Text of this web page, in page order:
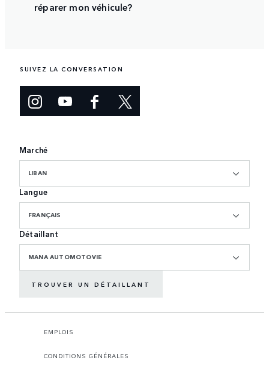
réparer mon véhicule?
SUIVEZ LA CONVERSATION
Marché
LIBAN
Langue
FRANÇAIS
Détaillant
MANA AUTOMOTOVIE
TROUVER UN DÉTAILLANT
EMPLOIS
CONDITIONS GÉNÉRALES